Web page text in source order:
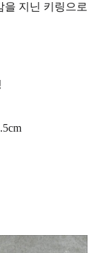
을 지닌 키링으로